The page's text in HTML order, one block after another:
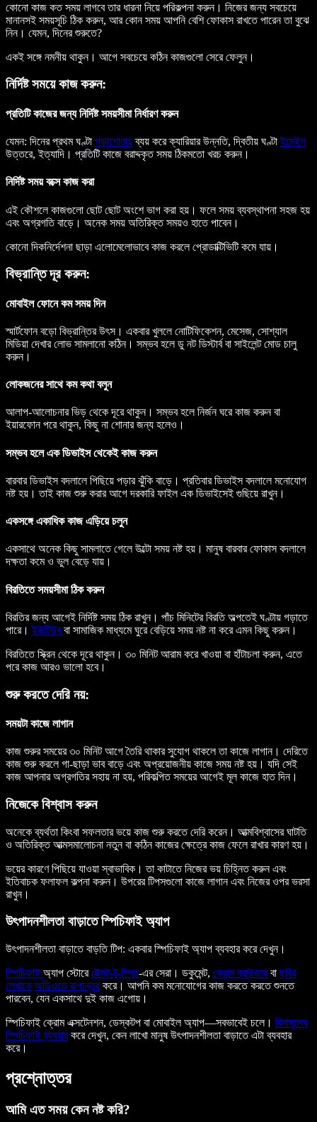
কোনো কাজ কত সময় লাগবে তার ধারনা নিয়ে পরিকল্পনা করুন। নিজের জন্য সবচেয়ে
মানানসই সময়সূচি ঠিক করুন, আর কোন সময় আপনি বেশি ফোকাস রাখতে পারেন তা বুঝে
নিন। যেমন, দিনের শুরুতে?
একই সঙ্গে নমনীয় থাকুন। আগে সবচেয়ে কঠিন কাজগুলো সেরে ফেলুন।
নির্দিষ্ট সময়ে কাজ করুন:
প্রতিটি কাজের জন্য নির্দিষ্ট সময়সীমা নির্ধারণ করুন
যেমন: দিনের প্রথম ঘণ্টা পড়াশোনায়ব্যয় করে ক্যারিয়ার উন্নতি, দ্বিতীয় ঘণ্টাইমেইল
উত্তরে, ইত্যাদি। প্রতিটি কাজে বরাদ্দকৃত সময় ঠিকমতো খরচ করুন।
নির্দিষ্ট সময় বক্সে কাজ করা
এই কৌশলে কাজগুলো ছোট ছোট অংশে ভাগ করা হয়। ফলে সময় ব্যবস্থাপনা সহজ হয়
এবং অগ্রগতি বাড়ে। অনেক সময় অতিরিক্ত সময়ও হাতে পাবেন।
কোনো দিকনির্দেশনা ছাড়া এলোমেলোভাবে কাজ করলে প্রোডাক্টিভিটি কমে যায়।
বিভ্রান্তি দূর করুন:
মোবাইল ফোনে কম সময় দিন
স্মার্টফোন বড়ো বিভ্রান্তির উৎস। একবার খুললে নোটিফিকেশন, মেসেজ, সোশ্যাল
মিডিয়া দেখার লোভ সামলানো কঠিন। সম্ভব হলে ডু নট ডিস্টার্ব বা সাইলেন্ট মোড চালু
করুন।
লোকজনের সাথে কম কথা বলুন
আলাপ-আলোচনার ভিড় থেকে দূরে থাকুন। সম্ভব হলে নির্জন ঘরে কাজ করুন বা
ইয়ারফোন পরে থাকুন, কিছু না শোনার জন্য হলেও।
সম্ভব হলে এক ডিভাইস থেকেই কাজ করুন
বারবার ডিভাইস বদলালে পিছিয়ে পড়ার ঝুঁকি বাড়ে। প্রতিবার ডিভাইস বদলালে মনোযোগ
নষ্ট হয়। তাই কাজ শুরু করার আগে দরকারি ফাইল এক ডিভাইসেই গুছিয়ে রাখুন।
একসঙ্গে একাধিক কাজ এড়িয়ে চলুন
একসাথে অনেক কিছু সামলাতে গেলে উল্টো সময় নষ্ট হয়। মানুষ বারবার ফোকাস বদলালে
দক্ষতা কমে ও ভুল বেড়ে যায়।
বিরতিতে সময়সীমা ঠিক করুন
বিরতির জন্য আগেই নির্দিষ্ট সময় ঠিক রাখুন। পাঁচ মিনিটের বিরতি অল্পতেই ঘণ্টায় গড়াতে
পারে।ইউটিউববা সামাজিক মাধ্যমে ঘুরে বেড়িয়ে সময় নষ্ট না করে এমন কিছু করুন।
বিরতিতে স্ক্রিন থেকে দূরে থাকুন। ৩০ মিনিট আরাম করে খাওয়া বা হাঁটাচলা করুন, এতে
পরে কাজ আরও ভালো হবে।
শুরু করতে দেরি নয়:
সময়টা কাজে লাগান
কাজ শুরুর সময়ের ৩০ মিনিট আগে তৈরি থাকার সুযোগ থাকলে তা কাজে লাগান। দেরিতে
কাজ শুরু করলে গা-ছাড়া ভাব বাড়ে এবং অপ্রয়োজনীয় কাজে সময় নষ্ট হয়। যদি সেই
কাজ আপনার অগ্রগতির সহায় না হয়, পরিকল্পিত সময়ের আগেই মূল কাজে হাত দিন।
নিজেকে বিশ্বাস করুন
অনেকে ব্যর্থতা কিংবা সফলতার ভয়ে কাজ শুরু করতে দেরি করেন। আত্মবিশ্বাসের ঘাটতি
ও অতিরিক্ত আত্মসমালোচনা নতুন বা কঠিন কাজের ক্ষেত্রে কাজ ফেলে রাখার কারণ হয়।
ভয়ের কারণে পিছিয়ে যাওয়া স্বাভাবিক। তা কাটাতে নিজের ভয় চিহ্নিত করুন এবং
ইতিবাচক ফলাফল কল্পনা করুন। উপরের টিপসগুলো কাজে লাগান এবং নিজের ওপর ভরসা
রাখুন।
উৎপাদনশীলতা বাড়াতে স্পিচিফাই অ্যাপ
উৎপাদনশীলতা বাড়াতে বাড়তি টিপ: একবার স্পিচিফাই অ্যাপ ব্যবহার করে দেখুন।
স্পিচিফাই অ্যাপ স্টোরেটেক্সট-টু-স্পিচ-এর সেরা। ডকুমেন্ট, ক্রোম ব্রাউজারবা ছবির
লেখাকে অডিওতে রূপান্তরকরে। আপনি কম মনোযোগের কাজ করতে করতে শুনতে
পারবেন, যেন একসাথে দুই কাজ এগোয়।
স্পিচিফাই ক্রোম এক্সটেনশন, ডেস্কটপ বা মোবাইল অ্যাপ—সবভাবেই চলে। বিনামূল্যে
স্পিচিফাই ব্যবহারকরে দেখুন, কেন লাখো মানুষ উৎপাদনশীলতা বাড়াতে এটা ব্যবহার
করে।
প্রশ্নোত্তর
আমি এত সময় কেন নষ্ট করি?